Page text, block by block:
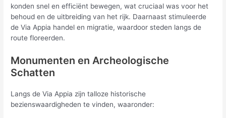
konden snel en efficiënt bewegen, wat cruciaal was voor het
behoud en de uitbreiding van het rijk. Daarnaast stimuleerde
de Via Appia handel en migratie, waardoor steden langs de
route floreerden.
Monumenten en Archeologische
Schatten
Langs de Via Appia zijn talloze historische
bezienswaardigheden te vinden, waaronder: